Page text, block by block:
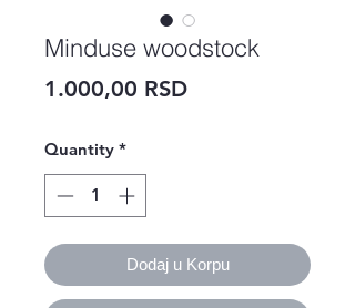
Minduse woodstock
1.000,00 RSDPrice
Quantity *
Dodaj u Korpu